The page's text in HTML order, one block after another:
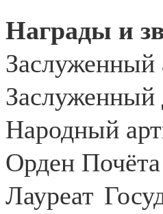
Награды и
Заслуженный
Народный
Орден
Лауреат